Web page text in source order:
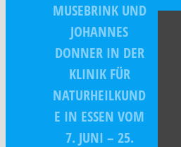
MUSEBRINK UND
JOHANNES
DONNER IN DER
KLINIK FÜR
NATURHEILKUND
E IN ESSEN VOM
7. JUNI – 25.